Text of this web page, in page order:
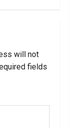
will not
fields